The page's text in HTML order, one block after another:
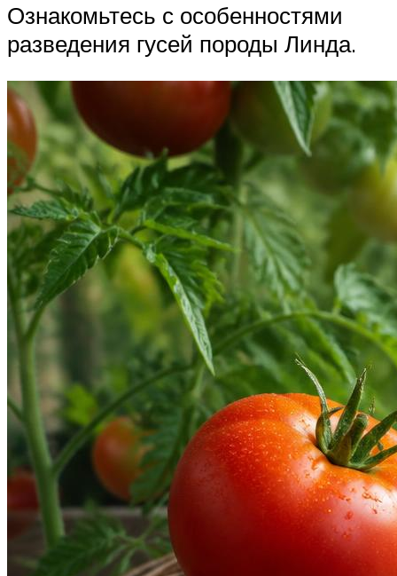
Ознакомьтесь с особенностями
разведения гусей породы Линда.